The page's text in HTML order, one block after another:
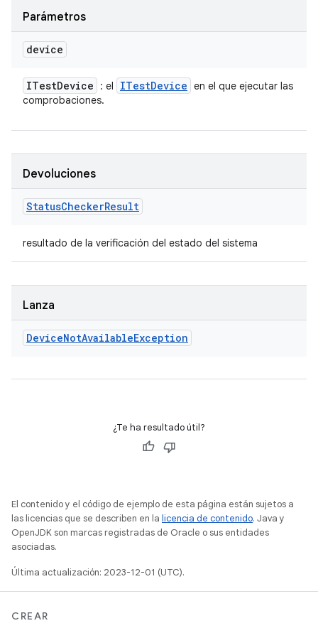
Parámetros
device
ITestDevice : el ITestDevice en el que ejecutar las
comprobaciones.
Devoluciones
StatusCheckerResult
resultado de la verificación del estado del sistema
Lanza
DeviceNotAvailableException
¿Te ha resultado útil?
El contenido y el código de ejemplo de esta página están sujetos a
las licencias que se describen en la licencia de contenido. Java y
OpenJDK son marcas registradas de Oracle o sus entidades
asociadas.
Última actualización: 2023-12-01 (UTC).
CREAR